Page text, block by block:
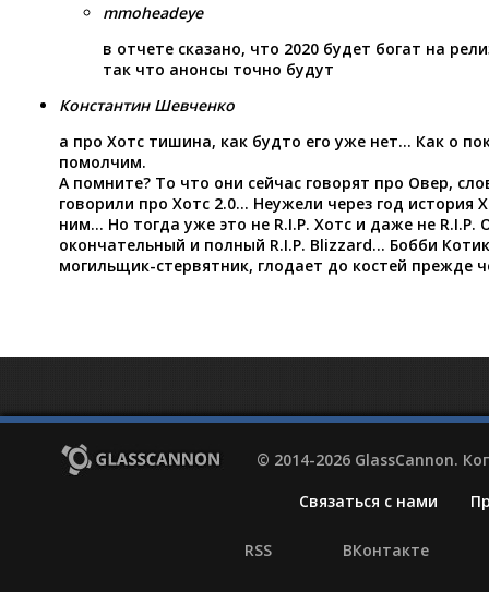
mmoheadeye
в отчете сказано, что 2020 будет богат на
так что анонсы точно будут
Константин Шевченко
а про Хотс тишина, как будто его уже нет… Как о
помолчим.
А помните? То что они сейчас говорят про Овер,
говорили про Хотс 2.0… Неужели через год история
ним… Но тогда уже это не R.I.P. Хотс и даже не
окончательный и полный R.I.P. Blizzard… Бобби
могильщик-стервятник, глодает до костей прежде
© 2014-2026 GlassCannon.
Связаться с нами
RSS ВКонтакте